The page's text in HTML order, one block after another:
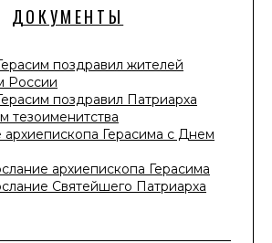
ДОКУМЕНТЫ
поздравил жителей
России
поздравил Патриарха
тезоименитства
Герасима с Днем
архиепископа Герасима
Святейшего Патриарха